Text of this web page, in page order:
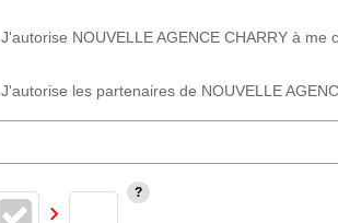
J'autorise NOUVELLE AGENCE CHARRY à
J'autorise les partenaires de NOUVELLE